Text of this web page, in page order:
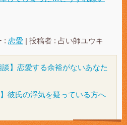
: 恋愛 | 投稿者 : 占い師ユウキ
】恋愛する余裕がないあなた
彼氏の浮気を疑っている方へ